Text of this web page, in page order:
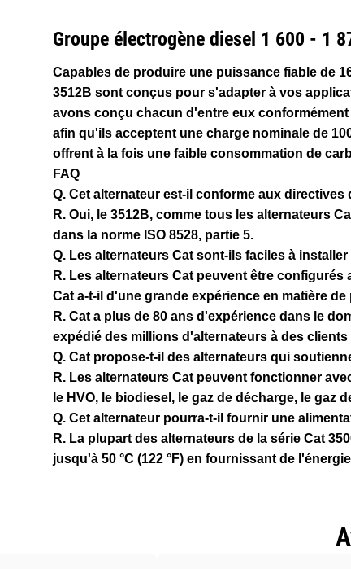
Groupe électrogène diesel 1 600 - 1
Capables de produire une puissance fiable de
3512B sont conçus pour s'adapter à vos
avons conçu chacun d'entre eux
afin qu'ils acceptent une charge nominale de
offrent à la fois une faible consommation de
FAQ
Q. Cet alternateur est-il conforme aux directives
R. Oui, le 3512B, comme tous les alternateurs
dans la norme ISO 8528, partie 5.
Q. Les alternateurs Cat sont-ils faciles à installer
R. Les alternateurs Cat peuvent être
Cat a-t-il d'une grande expérience en matière
R. Cat a plus de 80 ans d'expérience dans le
expédié des millions d'alternateurs à des clients
Q. Cat propose-t-il des alternateurs qui
R. Les alternateurs Cat peuvent fonctionner
le HVO, le biodiesel, le gaz de décharge, le gaz
Q. Cet alternateur pourra-t-il fournir une
R. La plupart des alternateurs de la série Cat
jusqu'à 50 °C (122 °F) en fournissant de